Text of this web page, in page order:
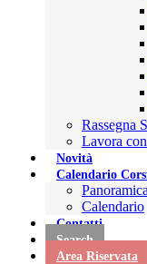
Rassegna
Lavora
Novità
Calendario
Calendario
Contatti
Search
Area Riservata